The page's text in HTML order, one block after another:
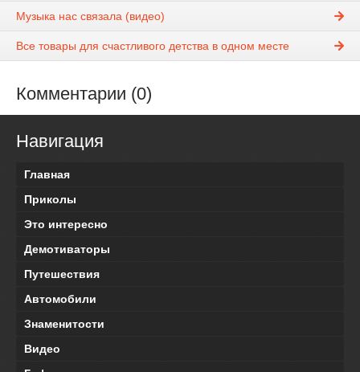
Музыка нас связала (видео)
Все товары для счастливого детства в одном месте
Комментарии (0)
Навигация
Главная
Приколы
Это интересно
Демотиваторы
Путешествия
Автомобили
Знаменитости
Видео